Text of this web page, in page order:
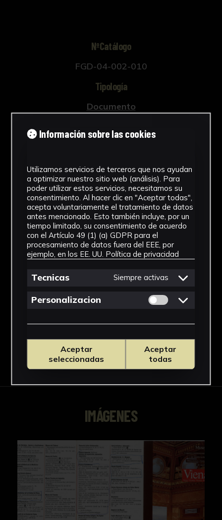
NºCatálogo
FGD-04-002-010
Tipología
Documento
Ubicación
Laboratorio de Investigación
Patrimonio Cultural
Dimensiones
29,5 x 20,7 cm
Procedencia
Carpeta Viena I. Taller de Gerardo
Ver más
Descargar Ficha
IMÁGENES
Información sobre las cookies
Utilizamos servicios de terceros que nos ayudan
a optimizar nuestro sitio web (análisis). Para
poder utilizar estos servicios, necesitamos su
consentimiento. Al hacer clic en "Aceptar todas",
acepta voluntariamente el tratamiento de datos
antes mencionado. Esto también incluye, por un
tiempo limitado, su consentimiento de acuerdo
con el Artículo 49 (1) (a) GDPR para el
procesamiento de datos fuera del EEE, por
ejemplo, en los EE. UU. Política de privacidad
Tecnicas Siempre activas
Personalizacion Permitir cookies
Aceptar
seleccionadas
Aceptar
todas